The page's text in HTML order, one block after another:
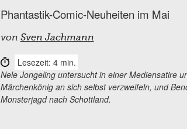
Phantastik-Comic-Neuheiten im Mai
von Sven Jachmann
Lesezeit: 4 min.
Nele Jongeling untersucht in einer Mediensatire
Märchenkönig an sich selbst verzweifeln, und
Monsterjagd nach Schottland.